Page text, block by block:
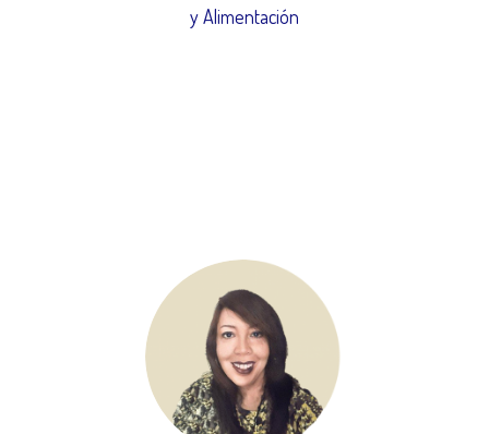
y Alimentación